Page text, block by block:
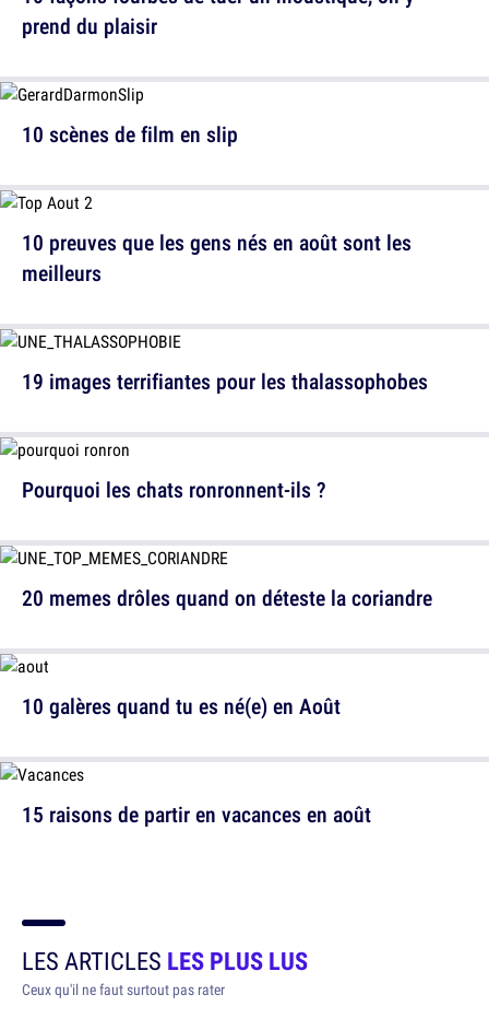
prend du plaisir
10 preuves que les gens nés en août sont les
meilleurs
Pourquoi les chats ronronnent-ils ?
10 galères quand tu es né(e) en Août
10 scènes de film en slip
19 images terrifiantes pour les thalassophobes
20 memes drôles quand on déteste la coriandre
15 raisons de partir en vacances en août
LES ARTICLES LES PLUS LUS
Ceux qu'il ne faut surtout pas rater